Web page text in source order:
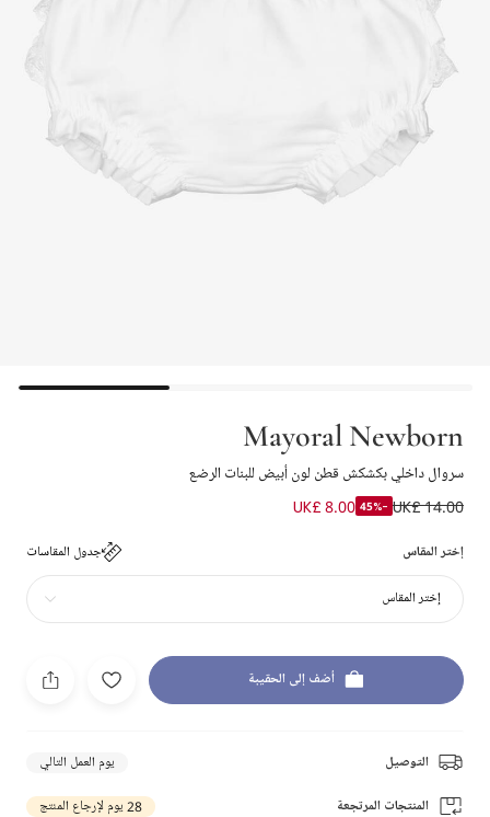
Mayoral Newborn
سروال داخلي بكشكش قطن لون أبيض للبنات الرضع
UK£ 14.00
-45%
UK£ 8.00
إختر المقاس جدول المقاسات
إختر المقاس
أضف إلى الحقيبة
التوصيل يوم العمل التالي
المنتجات المرتجعة 28 يوم لإرجاع المنتج